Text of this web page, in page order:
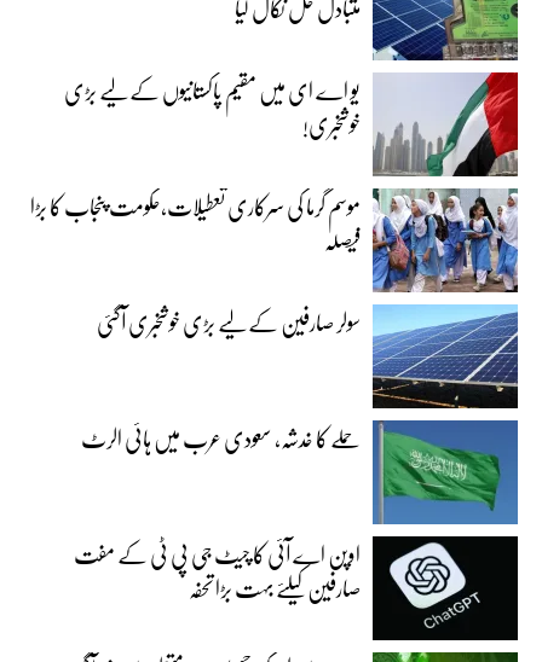
یو اے ای میں مقیم پاکستانیوں کے لیے بڑی
خوشخبری!
موسم گرما کی سرکاری تعطیلات،حکومت پنجاب کا بڑا
فیصلہ
سولر صارفین کے لیے بڑی خوشخبری آگئی
حملے کا خدشہ، سعودی عرب میں ہائی الرٹ
اوپن اے آئی کا چیٹ جی پی ٹی کے مفت
صارفین کیلئے بہت بڑا تحفہ